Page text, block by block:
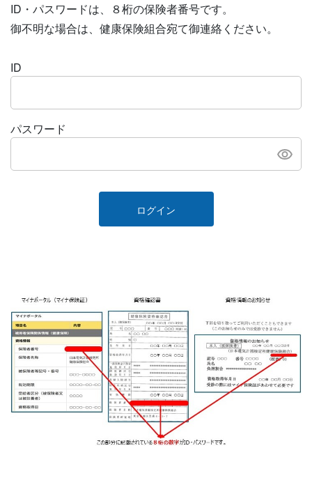
ID・パスワードは、８桁の保険者番号です。
御不明な場合は、健康保険組合宛て御連絡ください。
ID
パスワード
ログイン